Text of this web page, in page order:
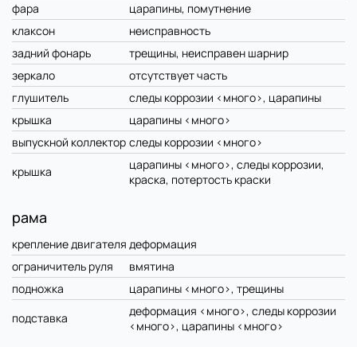
фара
царапины, помутнение
клаксон
неисправность
задний фонарь
трещины, неисправен шарнир
зеркало
отсутствует часть
глушитель
следы коррозии <много>, царапины
крышка
царапины <много>
выпускной коллектор следы коррозии <много>
крышка
царапины <много>, следы коррозии,
краска, потертость краски
рама
крепление двигателя деформация
ограничитель руля
вмятина
подножка
царапины <много>, трещины
подставка
деформация <много>, следы коррозии
<много>, царапины <много>